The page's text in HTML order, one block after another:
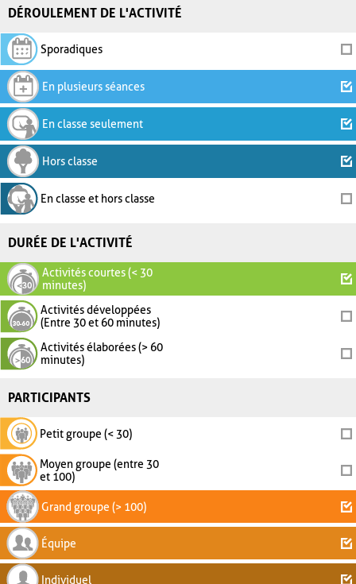
DÉROULEMENT DE L'ACTIVITÉ
Sporadiques
En plusieurs séances
En classe seulement
Hors classe
En classe et hors classe
DURÉE DE L'ACTIVITÉ
Activités courtes (< 30
minutes)
Activités développées
(Entre 30 et 60 minutes)
Activités élaborées (> 60
minutes)
PARTICIPANTS
Petit groupe (< 30)
Moyen groupe (entre 30
et 100)
Grand groupe (> 100)
Équipe
Individuel